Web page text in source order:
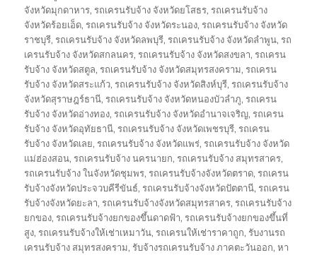
จังหวัดมุกดาหาร,รถเครนรับจ้าง จังหวัดยโสธร,รถเครนรับจ้าง
จังหวัดร้อยเอ็ด,รถเครนรับจ้าง จังหวัดระนอง,รถเครนรับจ้าง จังหวัด
ราชบุรี,รถเครนรับจ้าง จังหวัดลพบุรี,รถเครนรับจ้าง จังหวัดลำพูน,รถ
เครนรับจ้าง จังหวัดสกลนคร,รถเครนรับจ้าง จังหวัดสงขลา,รถเครน
รับจ้าง จังหวัดสตูล,รถเครนรับจ้าง จังหวัดสมุทรสงคราม,รถเครน
รับจ้าง จังหวัดสระแก้ว,รถเครนรับจ้าง จังหวัดสิงห์บุรี,รถเครนรับจ้าง
จังหวัดสุราษฎร์ธานี,รถเครนรับจ้าง จังหวัดหนองบัวลำภู,รถเครน
รับจ้าง จังหวัดอ่างทอง,รถเครนรับจ้าง จังหวัดอำนาจเจริญ,รถเครน
รับจ้าง จังหวัดอุทัยธานี,รถเครนรับจ้าง จังหวัดเพชรบุรี,รถเครน
รับจ้าง จังหวัดเลย,รถเครนรับจ้าง จังหวัดแพร่,รถเครนรับจ้าง จังหวัด
แม่ฮ่องสอน,รถเครนรับจ้าง นครนายก,รถเครนรับจ้าง สมุทรสาคร,
รถเครนรับจ้าง ในจังหวัดชุมพร,รถเครนรับจ้างจังหวัดตราด,รถเครน
รับจ้างจังหวัดประจวบคีรีขันธ์,รถเครนรับจ้างจังหวัดปัตตานี,รถเครน
รับจ้างจังหวัดยะลา,รถเครนรับจ้างจังหวัดสมุทรสาคร,รถเครนรับจ้าง
ยกของ,รถเครนรับจ้างยกของขึ้นดาดฟ้า,รถเครนรับจ้างยกของขึ้นที่
สูง,รถเครนรับจ้างให้เช่าเหมาวัน,รถเครนให้เช่าราคาถูก,รับงานรถ
เครนรับจ้าง สมุทรสงคราม,รับจ้างรถเครนรับจ้าง ภาคตะวันออก,หา